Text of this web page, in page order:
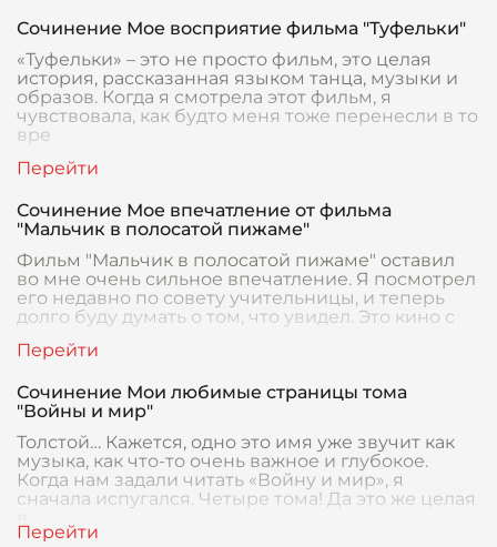
Сочинение Мое восприятие фильма "Туфельки"
«Туфельки» – это не просто фильм, это целая
история, рассказанная языком танца, музыки и
образов. Когда я смотрела этот фильм, я
чувствовала, как будто меня тоже перенесли в то
вре
Сочинение Мое впечатление от фильма
"Мальчик в полосатой пижаме"
Фильм "Мальчик в полосатой пижаме" оставил
во мне очень сильное впечатление. Я посмотрел
его недавно по совету учительницы, и теперь
долго буду думать о том, что увидел. Это кино с
Сочинение Мои любимые страницы тома
"Войны и мир"
Толстой… Кажется, одно это имя уже звучит как
музыка, как что-то очень важное и глубокое.
Когда нам задали читать «Войну и мир», я
сначала испугался. Четыре тома! Да это же целая